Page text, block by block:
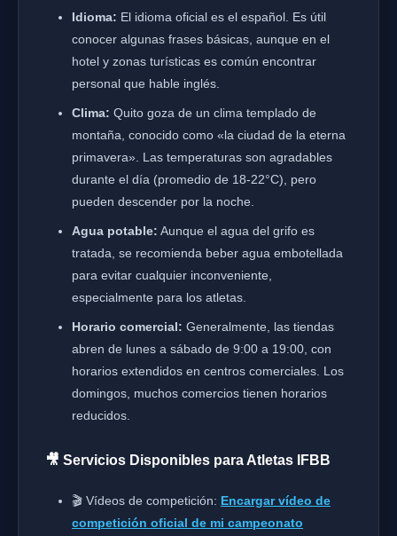
Idioma: El idioma oficial es el español. Es útil
conocer algunas frases básicas, aunque en el
hotel y zonas turísticas es común encontrar
personal que hable inglés.
Clima: Quito goza de un clima templado de
montaña, conocido como «la ciudad de la eterna
primavera». Las temperaturas son agradables
durante el día (promedio de 18-22°C), pero
pueden descender por la noche.
Agua potable: Aunque el agua del grifo es
tratada, se recomienda beber agua embotellada
para evitar cualquier inconveniente,
especialmente para los atletas.
Horario comercial: Generalmente, las tiendas
abren de lunes a sábado de 9:00 a 19:00, con
horarios extendidos en centros comerciales. Los
domingos, muchos comercios tienen horarios
reducidos.
🎥 Servicios Disponibles para Atletas IFBB
🎬 Vídeos de competición: Encargar vídeo de
competición oficial de mi campeonato